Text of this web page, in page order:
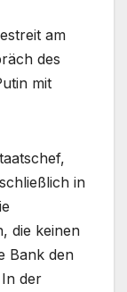
am
des
mit
in
die keinen
Bank den
der